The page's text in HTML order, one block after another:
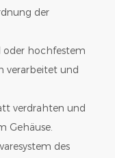
der
oder hochfestem
verarbeitet und
verdrahten und
Gehäuse.
des